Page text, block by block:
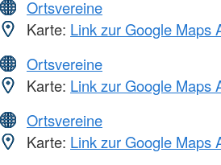
Ortsvereine
Karte: Link zur Google Maps
Ortsvereine
Karte: Link zur Google Maps
Ortsvereine
Karte: Link zur Google Maps